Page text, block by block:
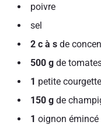
poivre
sel
2 c à s de
500 g de
1 petite courgette
150 g de
1oignon émincé